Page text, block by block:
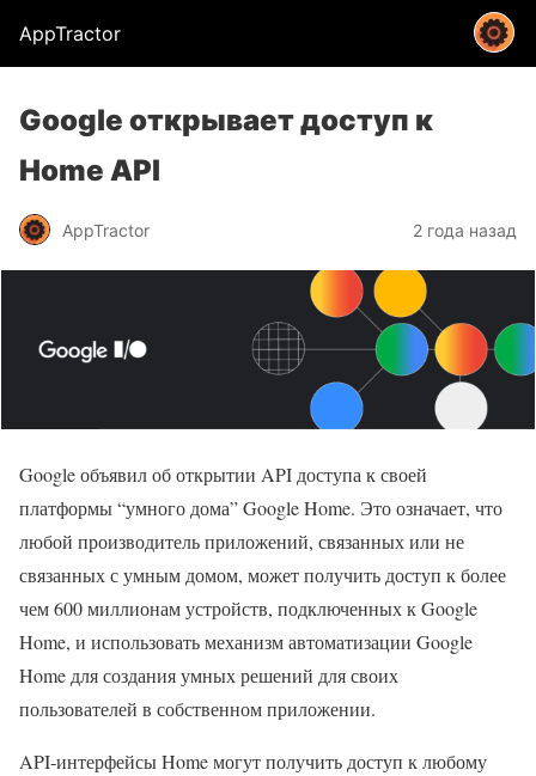
AppTractor
Google открывает доступ к
Home API
AppTractor 2 года назад
Google объявил об открытии API доступа к своей
платформы “умного дома” Google Home. Это означает, что
любой производитель приложений, связанных или не
связанных с умным домом, может получить доступ к более
чем 600 миллионам устройств, подключенных к Google
Home, и использовать механизм автоматизации Google
Home для создания умных решений для своих
пользователей в собственном приложении.
API-интерфейсы Home могут получить доступ к любому